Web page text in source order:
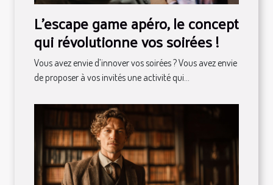
L’escape game apéro, le concept
qui révolutionne vos soirées !
Vous avez envie d’innover vos soirées ? Vous avez envie
de proposer à vos invités une activité qui...